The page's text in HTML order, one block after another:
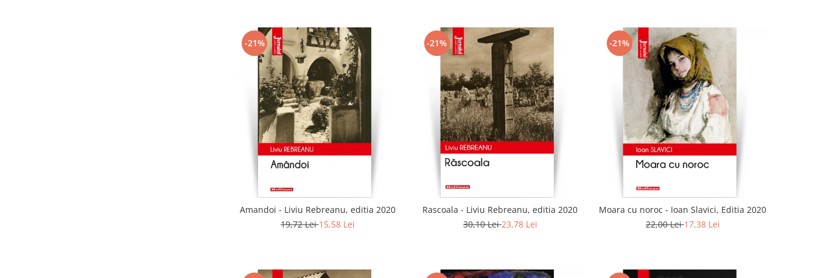
-21%
Amandoi - Liviu Rebreanu, editia 2020
19,72 Lei15,58 Lei
-21%
Rascoala - Liviu Rebreanu, editia 2020
30,10 Lei23,78 Lei
-21%
Moara cu noroc - Ioan Slavici, Editia 2020
22,00 Lei17,38 Lei